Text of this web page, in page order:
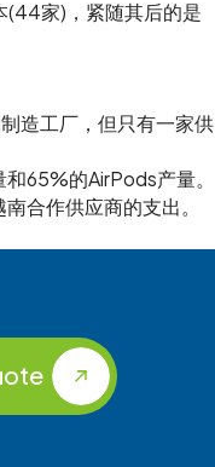
(44家)，紧随其后的是
造工厂，但只有一家供
65%的AirPods产量。
合作供应商的支出。